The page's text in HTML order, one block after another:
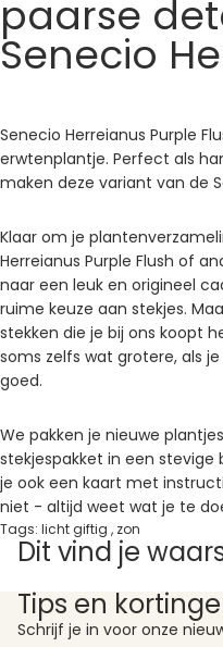
paarse
Senecio
Senecio Herreianus Purple
erwtenplantje. Perfect als
maken deze variant van de
Klaar om je
Herreianus Purple Flush of
naar een leuk en origineel
ruime keuze aan stekjes.
stekken die je bij ons koopt
soms zelfs wat grotere, als
goed.
We pakken je nieuwe
stekjespakket in een stevige
je ook een kaart met
niet - altijd weet wat je te
Tags: licht giftig , zon
Dit vind je
Tips en
Schrijf je in voor onze